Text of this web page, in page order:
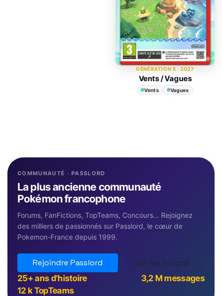
GÉNÉRATION X · 2027
Vents / Vagues
Vents Vagues
COMMUNAUTÉ · PASSLORD
La plus ancienne communauté
Pokémon francophone
Forums, FanFictions, TopTeams, Concours… Rejoignez
des milliers de passionnés sur Passlord, le cœur de
Pokemon-France depuis 1999.
Rejoindre Passlord Voir les forums
25+ ans d'histoire
3,2 M messages
12 k TopTeams